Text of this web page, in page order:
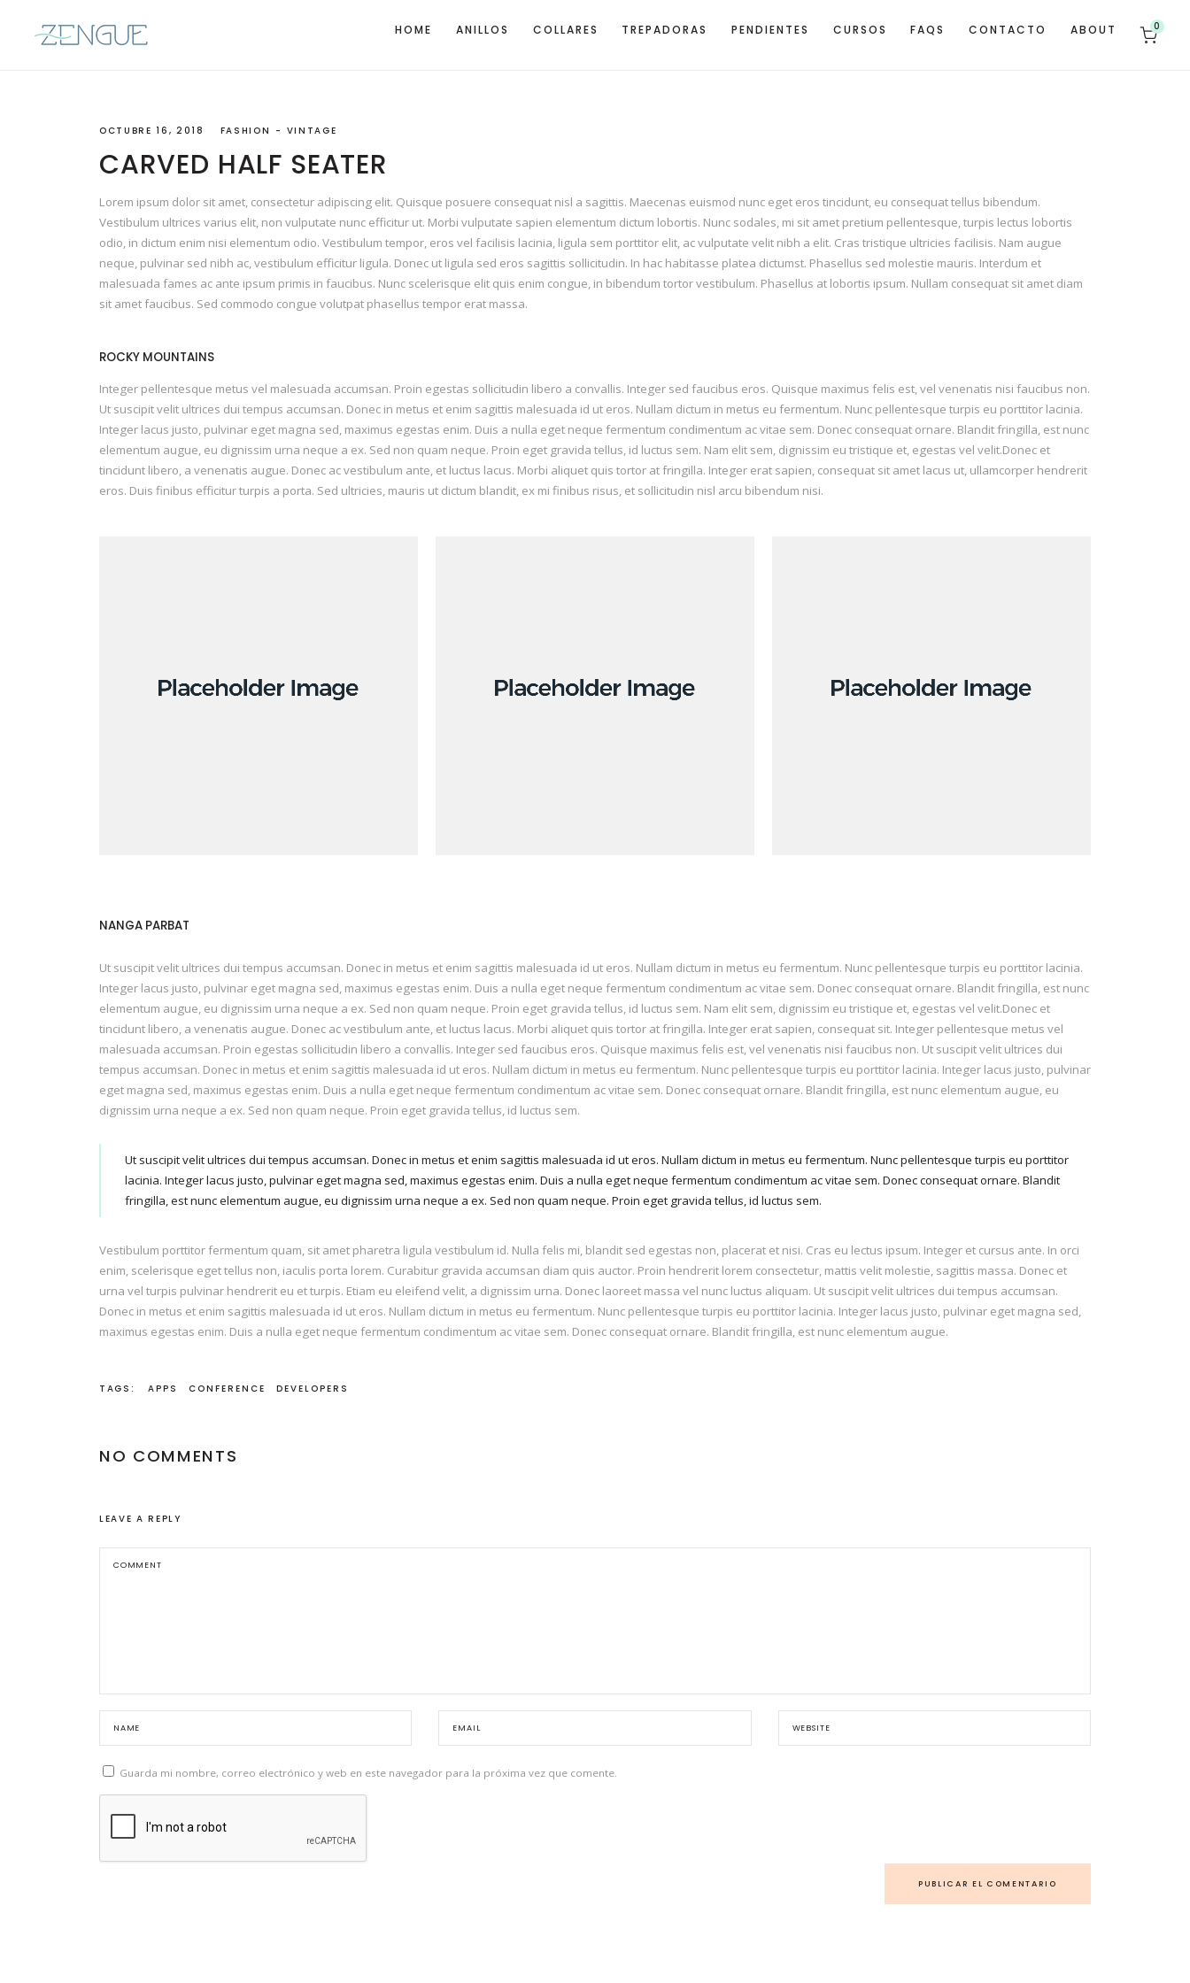
HOME ANILLOS COLLARES TREPADORAS PENDIENTES CURSOS FAQS CONTACTO ABOUT 0
OCTUBRE 16, 2018 FASHION VINTAGE
CARVED HALF SEATER
Lorem ipsum dolor sit amet, consectetur adipiscing elit. Quisque posuere consequat nisl a sagittis. Maecenas euismod nunc eget eros tincidunt, eu consequat tellus bibendum.
Vestibulum ultrices varius elit, non vulputate nunc efficitur ut. Morbi vulputate sapien elementum dictum lobortis. Nunc sodales, mi sit amet pretium pellentesque, turpis lectus lobortis
odio, in dictum enim nisi elementum odio. Vestibulum tempor, eros vel facilisis lacinia, ligula sem porttitor elit, ac vulputate velit nibh a elit. Cras tristique ultricies facilisis. Nam augue
neque, pulvinar sed nibh ac, vestibulum efficitur ligula. Donec ut ligula sed eros sagittis sollicitudin. In hac habitasse platea dictumst. Phasellus sed molestie mauris. Interdum et
malesuada fames ac ante ipsum primis in faucibus. Nunc scelerisque elit quis enim congue, in bibendum tortor vestibulum. Phasellus at lobortis ipsum. Nullam consequat sit amet diam
sit amet faucibus. Sed commodo congue volutpat phasellus tempor erat massa.
ROCKY MOUNTAINS
Integer pellentesque metus vel malesuada accumsan. Proin egestas sollicitudin libero a convallis. Integer sed faucibus eros. Quisque maximus felis est, vel venenatis nisi faucibus non.
Ut suscipit velit ultrices dui tempus accumsan. Donec in metus et enim sagittis malesuada id ut eros. Nullam dictum in metus eu fermentum. Nunc pellentesque turpis eu porttitor lacinia.
Integer lacus justo, pulvinar eget magna sed, maximus egestas enim. Duis a nulla eget neque fermentum condimentum ac vitae sem. Donec consequat ornare. Blandit fringilla, est nunc
elementum augue, eu dignissim urna neque a ex. Sed non quam neque. Proin eget gravida tellus, id luctus sem. Nam elit sem, dignissim eu tristique et, egestas vel velit.Donec et
tincidunt libero, a venenatis augue. Donec ac vestibulum ante, et luctus lacus. Morbi aliquet quis tortor at fringilla. Integer erat sapien, consequat sit amet lacus ut, ullamcorper hendrerit
eros. Duis finibus efficitur turpis a porta. Sed ultricies, mauris ut dictum blandit, ex mi finibus risus, et sollicitudin nisl arcu bibendum nisi.
NANGA PARBAT
Ut suscipit velit ultrices dui tempus accumsan. Donec in metus et enim sagittis malesuada id ut eros. Nullam dictum in metus eu fermentum. Nunc pellentesque turpis eu porttitor lacinia.
Integer lacus justo, pulvinar eget magna sed, maximus egestas enim. Duis a nulla eget neque fermentum condimentum ac vitae sem. Donec consequat ornare. Blandit fringilla, est nunc
elementum augue, eu dignissim urna neque a ex. Sed non quam neque. Proin eget gravida tellus, id luctus sem. Nam elit sem, dignissim eu tristique et, egestas vel velit.Donec et
tincidunt libero, a venenatis augue. Donec ac vestibulum ante, et luctus lacus. Morbi aliquet quis tortor at fringilla. Integer erat sapien, consequat sit. Integer pellentesque metus vel
malesuada accumsan. Proin egestas sollicitudin libero a convallis. Integer sed faucibus eros. Quisque maximus felis est, vel venenatis nisi faucibus non. Ut suscipit velit ultrices dui
tempus accumsan. Donec in metus et enim sagittis malesuada id ut eros. Nullam dictum in metus eu fermentum. Nunc pellentesque turpis eu porttitor lacinia. Integer lacus justo, pulvinar
eget magna sed, maximus egestas enim. Duis a nulla eget neque fermentum condimentum ac vitae sem. Donec consequat ornare. Blandit fringilla, est nunc elementum augue, eu
dignissim urna neque a ex. Sed non quam neque. Proin eget gravida tellus, id luctus sem.
Ut suscipit velit ultrices dui tempus accumsan. Donec in metus et enim sagittis malesuada id ut eros. Nullam dictum in metus eu fermentum. Nunc pellentesque turpis eu porttitor
lacinia. Integer lacus justo, pulvinar eget magna sed, maximus egestas enim. Duis a nulla eget neque fermentum condimentum ac vitae sem. Donec consequat ornare. Blandit
fringilla, est nunc elementum augue, eu dignissim urna neque a ex. Sed non quam neque. Proin eget gravida tellus, id luctus sem.
Vestibulum porttitor fermentum quam, sit amet pharetra ligula vestibulum id. Nulla felis mi, blandit sed egestas non, placerat et nisi. Cras eu lectus ipsum. Integer et cursus ante. In orci
enim, scelerisque eget tellus non, iaculis porta lorem. Curabitur gravida accumsan diam quis auctor. Proin hendrerit lorem consectetur, mattis velit molestie, sagittis massa. Donec et
urna vel turpis pulvinar hendrerit eu et turpis. Etiam eu eleifend velit, a dignissim urna. Donec laoreet massa vel nunc luctus aliquam. Ut suscipit velit ultrices dui tempus accumsan.
Donec in metus et enim sagittis malesuada id ut eros. Nullam dictum in metus eu fermentum. Nunc pellentesque turpis eu porttitor lacinia. Integer lacus justo, pulvinar eget magna sed,
maximus egestas enim. Duis a nulla eget neque fermentum condimentum ac vitae sem. Donec consequat ornare. Blandit fringilla, est nunc elementum augue.
TAGS: APPS CONFERENCE DEVELOPERS
NO COMMENTS
LEAVE A REPLY
Guarda mi nombre, correo electrónico y web en este navegador para la próxima vez que comente.